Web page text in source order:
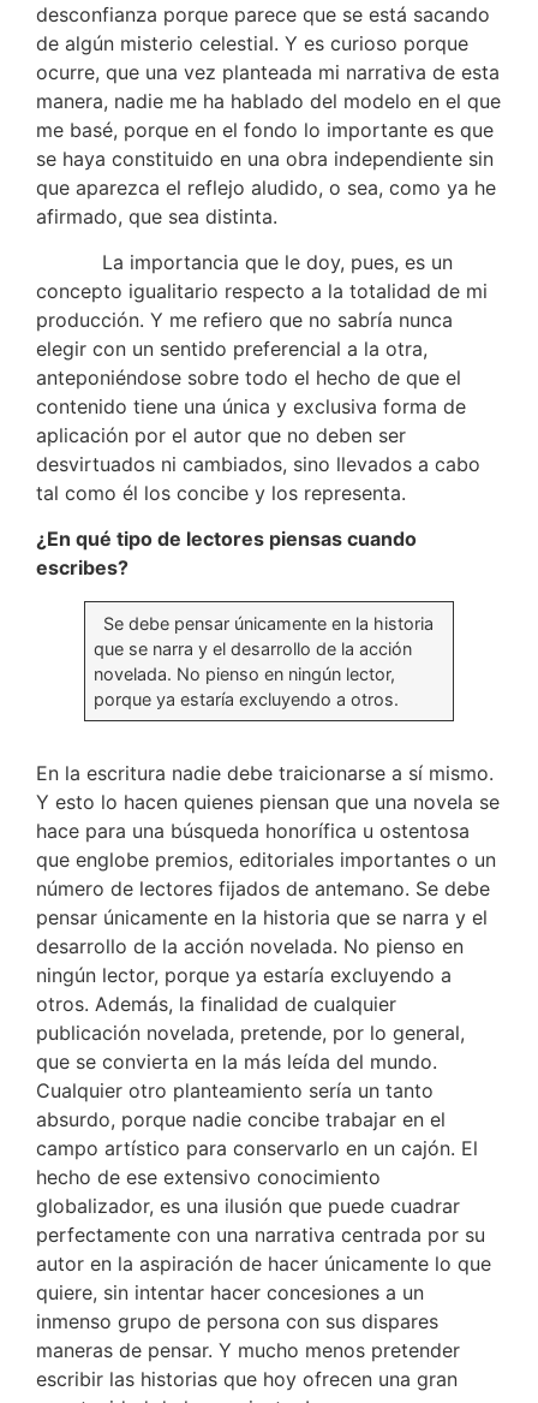
desconfianza porque parece que se está sacando
de algún misterio celestial. Y es curioso porque
ocurre, que una vez planteada mi narrativa de esta
manera, nadie me ha hablado del modelo en el que
me basé, porque en el fondo lo importante es que
se haya constituido en una obra independiente sin
que aparezca el reflejo aludido, o sea, como ya he
afirmado, que sea distinta.
La importancia que le doy, pues, es un
concepto igualitario respecto a la totalidad de mi
producción. Y me refiero que no sabría nunca
elegir con un sentido preferencial a la otra,
anteponiéndose sobre todo el hecho de que el
contenido tiene una única y exclusiva forma de
aplicación por el autor que no deben ser
desvirtuados ni cambiados, sino llevados a cabo
tal como él los concibe y los representa.
¿En qué tipo de lectores piensas cuando
escribes?
Se debe pensar únicamente en la historia
que se narra y el desarrollo de la acción
novelada. No pienso en ningún lector,
porque ya estaría excluyendo a otros.
En la escritura nadie debe traicionarse a sí mismo.
Y esto lo hacen quienes piensan que una novela se
hace para una búsqueda honorífica u ostentosa
que englobe premios, editoriales importantes o un
número de lectores fijados de antemano. Se debe
pensar únicamente en la historia que se narra y el
desarrollo de la acción novelada. No pienso en
ningún lector, porque ya estaría excluyendo a
otros. Además, la finalidad de cualquier
publicación novelada, pretende, por lo general,
que se convierta en la más leída del mundo.
Cualquier otro planteamiento sería un tanto
absurdo, porque nadie concibe trabajar en el
campo artístico para conservarlo en un cajón. El
hecho de ese extensivo conocimiento
globalizador, es una ilusión que puede cuadrar
perfectamente con una narrativa centrada por su
autor en la aspiración de hacer únicamente lo que
quiere, sin intentar hacer concesiones a un
inmenso grupo de persona con sus dispares
maneras de pensar. Y mucho menos pretender
escribir las historias que hoy ofrecen una gran